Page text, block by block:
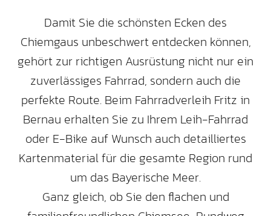
Damit Sie die schönsten Ecken des
Chiemgaus unbeschwert entdecken können,
gehört zur richtigen Ausrüstung nicht nur ein
zuverlässiges Fahrrad, sondern auch die
perfekte Route. Beim Fahrradverleih Fritz in
Bernau erhalten Sie zu Ihrem Leih-Fahrrad
oder E-Bike auf Wunsch auch detailliertes
Kartenmaterial für die gesamte Region rund
um das Bayerische Meer.
Ganz gleich, ob Sie den flachen und